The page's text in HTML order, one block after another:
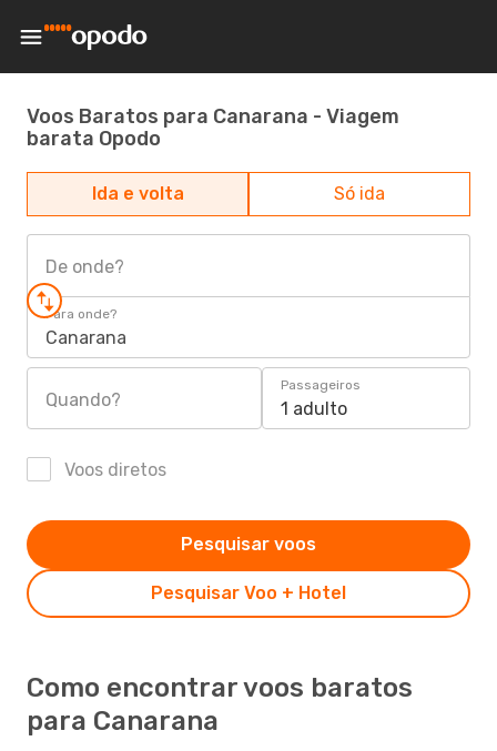
Voos Baratos para Canarana - Viagem
barata Opodo
Ida e volta Só ida
De onde?
Para onde?
Canarana
Quando?
Passageiros
1 adulto
Voos diretos
Pesquisar Voo + Hotel
Pesquisar voos
Como encontrar voos baratos
para Canarana